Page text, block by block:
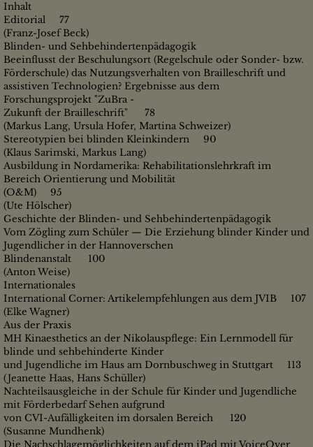
Inhalt
Editorial 77
(Franz-Josef Beck)
Blinden- und Sehbehindertenpädagogik
Beeinflusst der Beschulungsort (Regelschule oder Sonder- bzw.
Förderschule) das Nutzungsverhalten von Brailleschrift und
assistiven Technologien? Ergebnisse aus dem
Forschungsprojekt "ZuBra -
Zukunft der Brailleschrift" 78
(Markus Lang, Ursula Hofer, Martina Schweizer)
Stereotypien bei blinden Kleinkindern 90
(Klaus Sarimski, Markus Lang)
Ausbildung in Nordamerika: Rehabilitationslehrkraft im
Bereich Orientierung und Mobilität
(O&M) 95
(Ute Hölscher)
Geschichte der Blinden- und Sehbehindertenpädagogik
Vom Zögling zum Schüler — Die Erziehung blinder Kinder und
Jugendlicher in der Hannoverschen
Blindenanstalt 100
(Anton Weise)
Internationales
International Corner: Artikelempfehlungen aus dem JVIB 107
(Elke Wagner)
Aus der Praxis
MH Kinaesthetics an der Nikolauspflege: Ein Lernmodell für
blinde und sehbehinderte Kinder
und Jugendliche im Haus am Dornbuschweg in Stuttgart 113
(Jeanette Haas, Hans Schüller)
Nachteilsausgleiche in der Schule für Kinder und Jugendliche
mit Förderbedarf Sehen aufgrund
von CVI-Aufälligkeiten im dorsalen Bereich 120
(Susanne Mundhenk)